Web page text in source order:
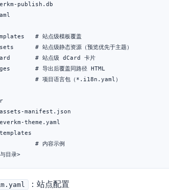
publish.db
# 站点级模板覆盖
# 站点级静态资源（预览优先于主题）
# 站点级 dCard 卡片
# 导出后覆盖同路径 HTML
# 项目语言包（*.i18n.yaml）
manifest.json
theme.yaml
# 内容示例
：站点配置